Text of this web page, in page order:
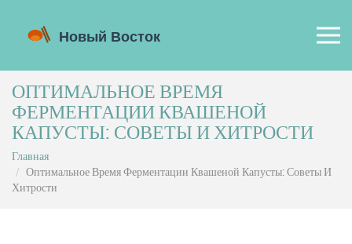
ОПТИМАЛЬНОЕ ВРЕМЯ
ФЕРМЕНТАЦИИ КВАШЕНОЙ
КАПУСТЫ: СОВЕТЫ И ХИТРОСТИ
Главная
Оптимальное Время Ферментации Квашеной Капусты: Советы И
Хитрости